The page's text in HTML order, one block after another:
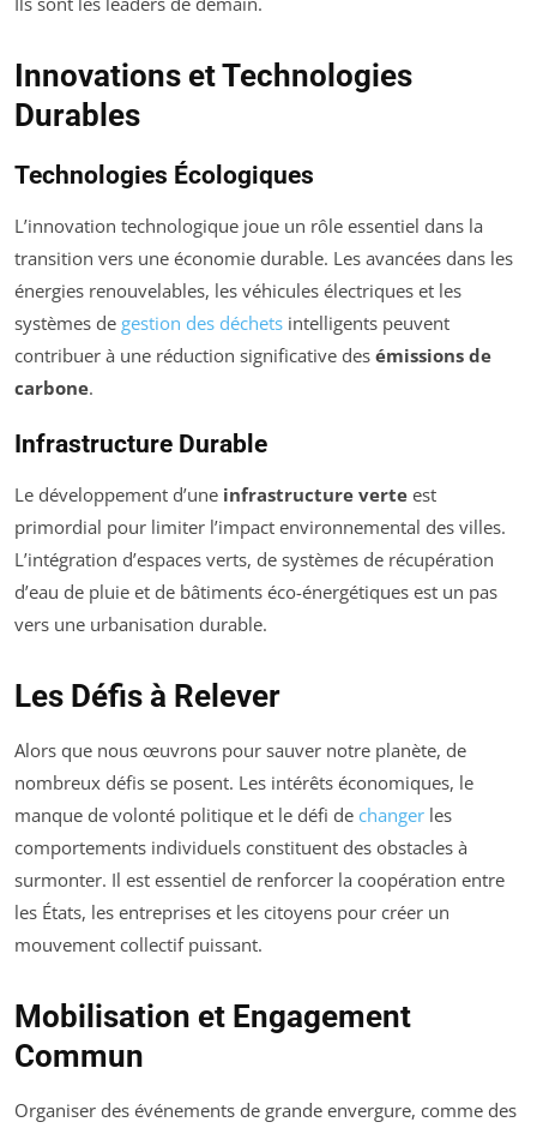
Innovations et Technologies
Durables
Technologies Écologiques
L’innovation technologique joue un rôle essentiel dans la
transition vers une économie durable. Les avancées dans les
énergies renouvelables, les véhicules électriques et les
systèmes de gestion des déchets intelligents peuvent
contribuer à une réduction significative des émissions de
carbone.
Infrastructure Durable
Le développement d’une infrastructure verte est
primordial pour limiter l’impact environnemental des villes.
L’intégration d’espaces verts, de systèmes de récupération
d’eau de pluie et de bâtiments éco-énergétiques est un pas
vers une urbanisation durable.
Les Défis à Relever
Alors que nous œuvrons pour sauver notre planète, de
nombreux défis se posent. Les intérêts économiques, le
manque de volonté politique et le défi de changer les
comportements individuels constituent des obstacles à
surmonter. Il est essentiel de renforcer la coopération entre
les États, les entreprises et les citoyens pour créer un
mouvement collectif puissant.
Mobilisation et Engagement
Commun
Organiser des événements de grande envergure, comme des